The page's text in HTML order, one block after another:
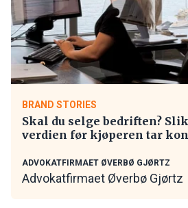
BRAND STORIES
Skal du selge bedriften?
verdien før kjøperen tar
ADVOKATFIRMAET ØVERBØ GJØRTZ
Advokatfirmaet Øverbø Gjørtz